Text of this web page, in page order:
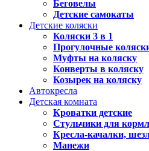
Беговелы
Детские самокаты
Детские коляски
Коляски 3 в 1
Прогулочные
Муфты на коляску
Конверты в коляску
Козырек на коляску
Автокресла
Детская комната
Кроватки детские
Стульчики для
Кресла-качалки,
Манежи